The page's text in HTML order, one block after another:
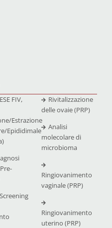
FIV,
Estrazione
Epididimale
Rivitalizzazione
delle ovaie (PRP)
Analisi
molecolare di
microbioma
Ringiovanimento
vaginale (PRP)
Ringiovanimento
uterino (PRP)